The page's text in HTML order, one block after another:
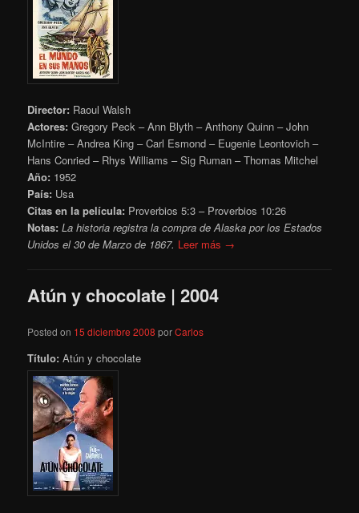
Director: Raoul Walsh
Actores: Gregory Peck – Ann Blyth – Anthony Quinn – John
McIntire – Andrea King – Carl Esmond – Eugenie Leontovich –
Hans Conried – Rhys Williams – Sig Ruman – Thomas Mitchel
Año: 1952
País: Usa
Citas en la película: Proverbios 5:3 – Proverbios 10:26
Notas:La historia registra la compra de Alaska por los Estados
Unidos el 30 de Marzo de 1867. Leer más →
Atún y chocolate | 2004
Posted on 15 diciembre 2008 porCarlos
Título: Atún y chocolate